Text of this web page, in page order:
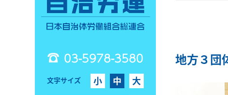
03-5978-3580
文字サイズ 小 中 大
地方３団